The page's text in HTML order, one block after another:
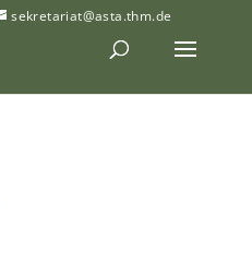
sekretariat@asta.thm.de